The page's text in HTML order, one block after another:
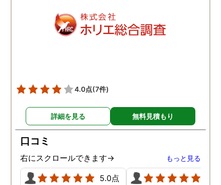
4.0点(7件)
詳細を見る 無料見積もり
口コミ
右にスクロールできます→ もっと見る
5.0点